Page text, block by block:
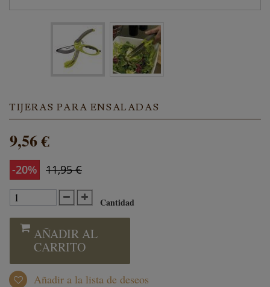
TIJERAS PARA ENSALADAS
9,56 €
-20% 11,95 €
Cantidad
AÑADIR AL
CARRITO
Añadir a la lista de deseos